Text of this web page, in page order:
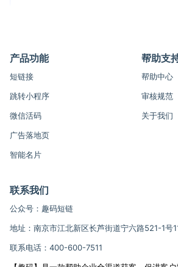
产品功能
短链接
跳转小程序
微信活码
广告落地页
智能名片
帮助支
帮助中心
审核规范
关于我们
联系我们
公众号：趣码短链
地址：南京市江北新区长芦街道宁六路521-1号
联系电话：400-600-7511